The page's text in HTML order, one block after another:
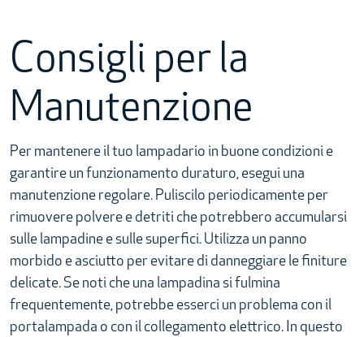
Consigli per la
Manutenzione
Per mantenere il tuo lampadario in buone condizioni e
garantire un funzionamento duraturo, esegui una
manutenzione regolare. Puliscilo periodicamente per
rimuovere polvere e detriti che potrebbero accumularsi
sulle lampadine e sulle superfici. Utilizza un panno
morbido e asciutto per evitare di danneggiare le finiture
delicate. Se noti che una lampadina si fulmina
frequentemente, potrebbe esserci un problema con il
portalampada o con il collegamento elettrico. In questo